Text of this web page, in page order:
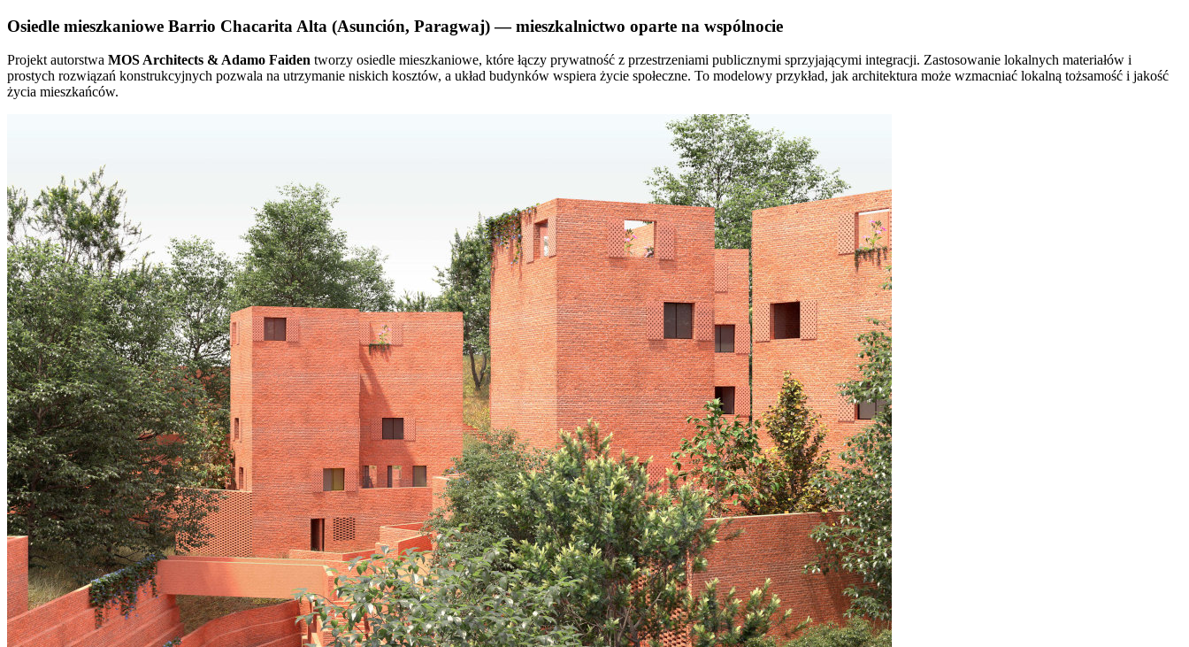
Osiedle mieszkaniowe Barrio Chacarita Alta (Asunción, Paragwaj) — mieszkalnictwo oparte na wspólnocie
Projekt autorstwa MOS Architects & Adamo Faiden tworzy osiedle mieszkaniowe, które łączy prywatność z przestrzeniami publicznymi sprzyjającymi integracji. Zastosowanie lokalnych materiałów i
prostych rozwiązań konstrukcyjnych pozwala na utrzymanie niskich kosztów, a układ budynków wspiera życie społeczne. To modelowy przykład, jak architektura może wzmacniać lokalną tożsamość i jakość
życia mieszkańców.